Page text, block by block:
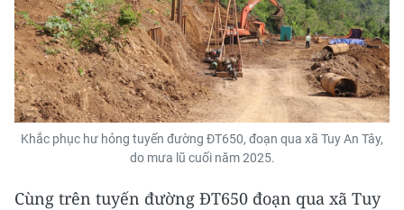
Khắc phục hư hỏng tuyến đường ĐT650, đoạn qua xã Tuy An Tây,
do mưa lũ cuối năm 2025.
Cùng trên tuyến đường ĐT650 đoạn qua xã Tuy